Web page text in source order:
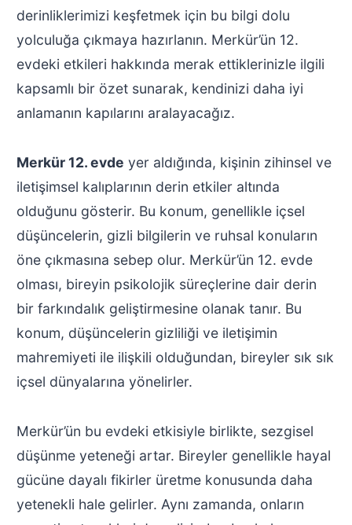
derinliklerimizi keşfetmek için bu bilgi dolu
yolculuğa çıkmaya hazırlanın. Merkür’ün 12.
evdeki etkileri hakkında merak ettiklerinizle ilgili
kapsamlı bir özet sunarak, kendinizi daha iyi
anlamanın kapılarını aralayacağız.
Merkür 12. evde yer aldığında, kişinin zihinsel ve
iletişimsel kalıplarının derin etkiler altında
olduğunu gösterir. Bu konum, genellikle içsel
düşüncelerin, gizli bilgilerin ve ruhsal konuların
öne çıkmasına sebep olur. Merkür’ün 12. evde
olması, bireyin psikolojik süreçlerine dair derin
bir farkındalık geliştirmesine olanak tanır. Bu
konum, düşüncelerin gizliliği ve iletişimin
mahremiyeti ile ilişkili olduğundan, bireyler sık sık
içsel dünyalarına yönelirler.
Merkür’ün bu evdeki etkisiyle birlikte, sezgisel
düşünme yeteneği artar. Bireyler genellikle hayal
gücüne dayalı fikirler üretme konusunda daha
yetenekli hale gelirler. Aynı zamanda, onların